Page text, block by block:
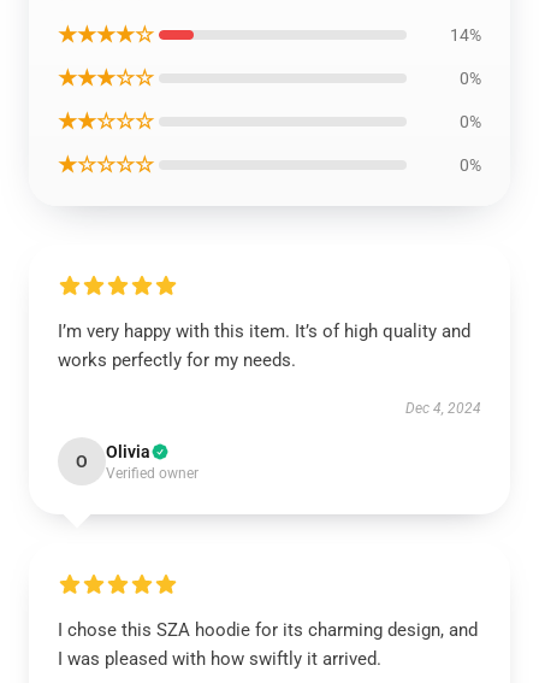
★★★★☆ 14%
★★★☆☆ 0%
★★☆☆☆ 0%
★☆☆☆☆ 0%
I’m very happy with this item. It’s of high quality and
works perfectly for my needs.
Dec 4, 2024
O Olivia
Verified owner
I chose this SZA hoodie for its charming design, and
I was pleased with how swiftly it arrived.